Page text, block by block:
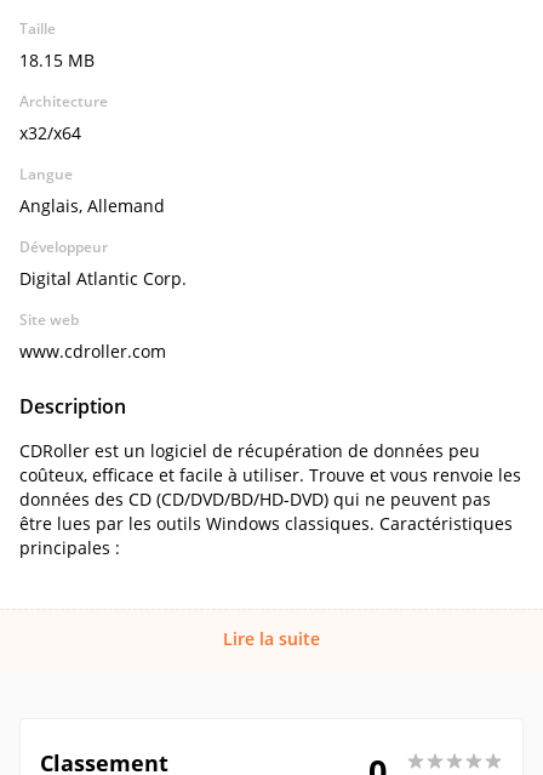
Taille
18.15 MB
Architecture
x32/x64
Langue
Anglais, Allemand
Développeur
Digital Atlantic Corp.
Site web
www.cdroller.com
Description
CDRoller est un logiciel de récupération de données peu
coûteux, efficace et facile à utiliser. Trouve et vous renvoie les
données des CD (CD/DVD/BD/HD-DVD) qui ne peuvent pas
être lues par les outils Windows classiques. Caractéristiques
principales :
Lire la suite
Classement